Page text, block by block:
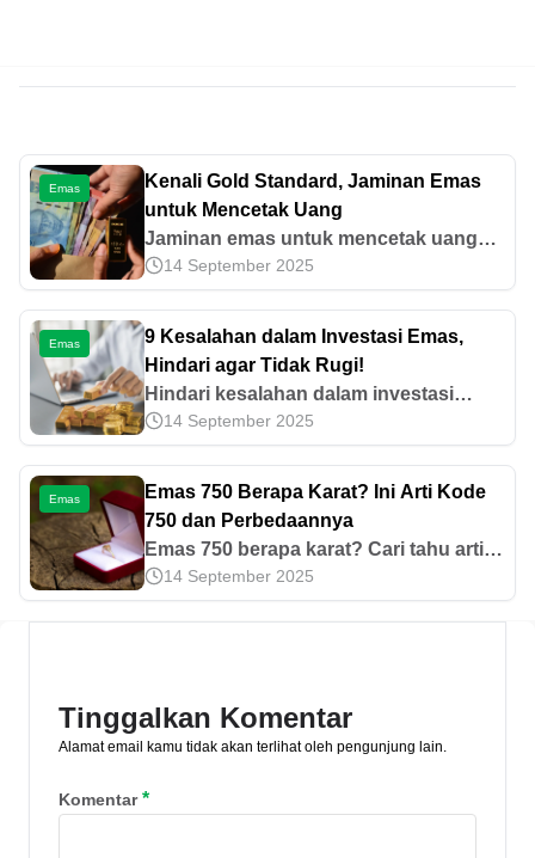
Emas
Kenali Gold Standard, Jaminan Emas
untuk Mencetak Uang
Jaminan emas untuk mencetak uang
adalah sistem yang mengharuskan
negara memiliki cadangan emas untuk
mencetak uang. Pelajari lebih lanjut di
sini!
14 September 2025
Emas
9 Kesalahan dalam Investasi Emas,
Hindari agar Tidak Rugi!
Hindari kesalahan dalam investasi
emas, seperti membeli di tempat tidak
resmi, tidak memahami jenis emas, dan
tidak memantau pergerakan harganya.
14 September 2025
Emas
Emas 750 Berapa Karat? Ini Arti Kode
750 dan Perbedaannya
Emas 750 berapa karat? Cari tahu arti
kode 750, kandungan emas murninya,
karakteristik, perbedaannya dengan
14 September 2025
Tinggalkan Komentar
Alamat email kamu tidak akan terlihat oleh pengunjung lain.
Komentar*